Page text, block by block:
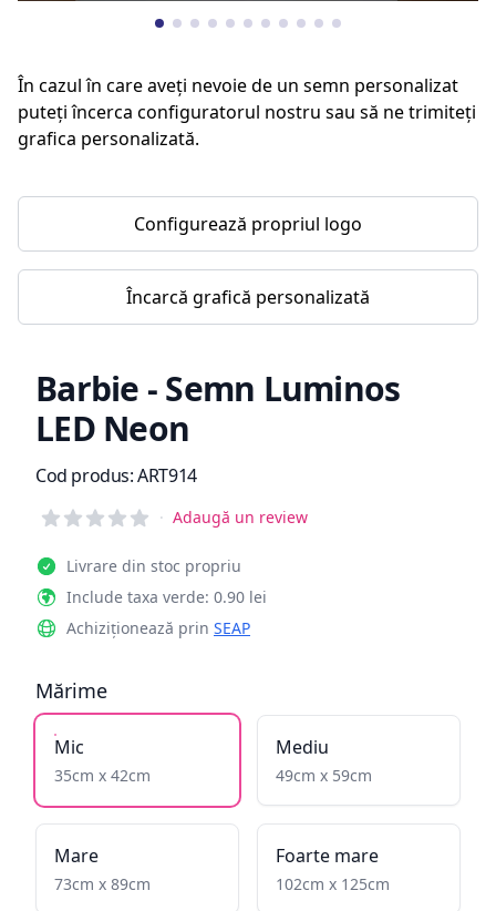
În cazul în care aveți nevoie de un semn personalizat
puteți încerca configuratorul nostru sau să ne trimiteți
grafica personalizată.
Configurează propriul logo
Încarcă grafică personalizată
Barbie - Semn Luminos
LED Neon
Informații de produs
Cod produs:ART914
Reviews
· Adaugă un review
Livrare din stoc propriu
Include taxa verde: 0.90 lei
Achiziționează prin SEAP
Mărime
Mic
35cm x 42cm
Mediu
49cm x 59cm
Mare
73cm x 89cm
Foarte mare
102cm x 125cm